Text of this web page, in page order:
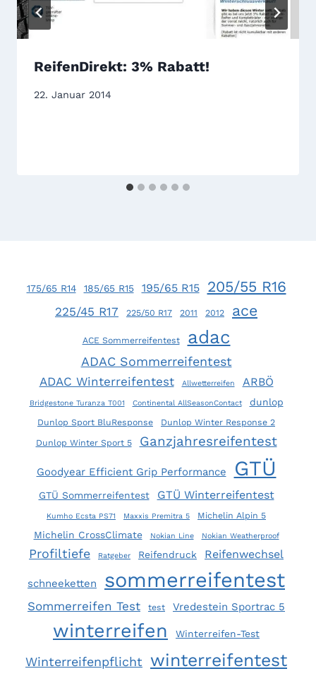
ReifenDirekt: 3% Rabatt!
22. Januar 2014
175/65 R14 185/65 R15 195/65 R15 205/55 R16
225/45 R17 225/50 R17 2011 2012 ace
ACE Sommerreifentest adac
ADAC Sommerreifentest
ADAC Winterreifentest Allwetterreifen ARBÖ
Bridgestone Turanza T001 Continental AllSeasonContact dunlop
Dunlop Sport BluResponse
Dunlop Winter Response 2
Dunlop Winter Sport 5
Ganzjahresreifentest
Goodyear Efficient Grip Performance GTÜ
GTÜ Sommerreifentest GTÜ Winterreifentest
Kumho Ecsta PS71 Maxxis Premitra 5 Michelin Alpin 5
Michelin CrossClimate Nokian Line Nokian Weatherproof
Profiltiefe Ratgeber Reifendruck Reifenwechsel
schneeketten sommerreifentest
Sommerreifen Test test Vredestein Sportrac 5
winterreifen Winterreifen-Test
Winterreifenpflicht winterreifentest